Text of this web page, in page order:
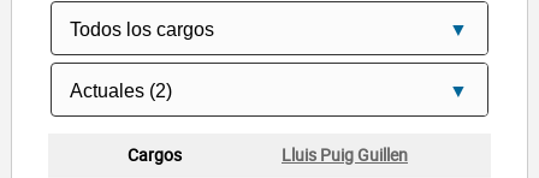
Lluis Puig Guillen